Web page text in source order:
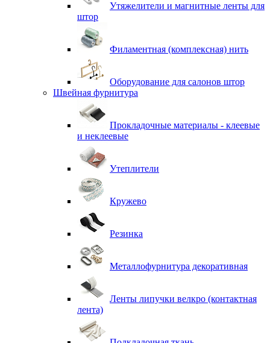
Утяжелители и магнитные ленты для
штор
Филаментная (комплексная) нить
Оборудование для салонов штор
Швейная фурнитура
Прокладочные материалы - клеевые
и неклеевые
Утеплители
Кружево
Резинка
Металлофурнитура декоративная
Ленты липучки велкро (контактная
лента)